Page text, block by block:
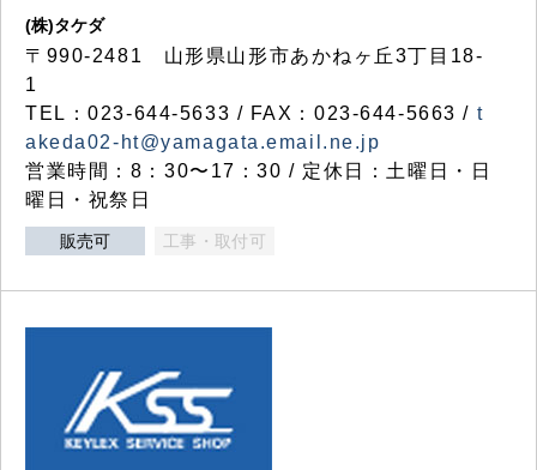
(株)タケダ
〒990-2481 山形県山形市あかねヶ丘3丁目18-
1
TEL：023-644-5633 / FAX：023-644-5663 / t
akeda02-ht@yamagata.email.ne.jp
営業時間：8：30〜17：30 / 定休日：土曜日・日
曜日・祝祭日
販売可 工事・取付可